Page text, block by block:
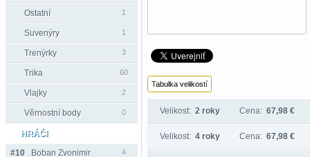
Ostatní 1
Suvenýry 1
Trenýrky 3
Trika 60
Vlajky 2
Věrnostní body 0
HRÁČI
#10
Boban Zvonimir 4
Tabulka velikostí
Velikost: 2 roky Cena: 67,98 €
Velikost: 4 roky Cena: 67,98 €